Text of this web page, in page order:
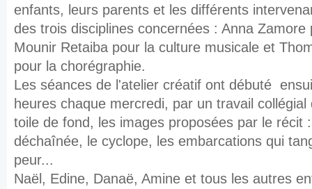
enfants, leurs parents et les différents
des trois disciplines concernées : Anna
Mounir Retaiba pour la culture musicale et
pour la chorégraphie.
Les séances de l'atelier créatif ont débuté
heures chaque mercredi, par un travail
toile de fond, les images proposées par le récit
déchaînée, le cyclope, les embarcations qui
peur...
Naël, Edine, Danaë, Amine et tous les autres